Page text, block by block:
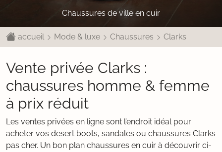
Chaussures de ville en cuir
accueil Mode & luxe Chaussures Clarks
Vente privée Clarks :
chaussures homme & femme
à prix réduit
Les ventes privées en ligne sont l’endroit idéal pour
acheter vos desert boots, sandales ou chaussures Clarks
pas cher. Un bon plan chaussures en cuir à découvrir ci-